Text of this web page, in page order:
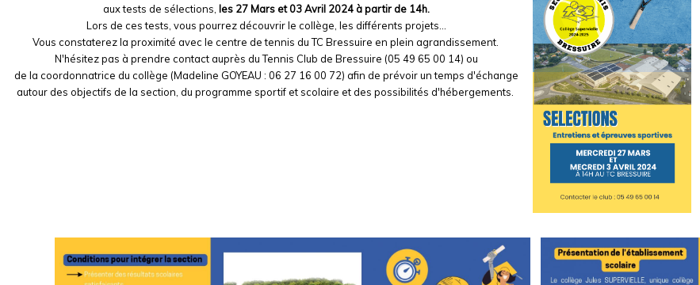
aux tests de sélections, les 27 Mars et 03 Avril 2024 à partir de 14h.
Lors de ces tests, vous pourrez découvrir le collège, les différents projets...
Vous constaterez la proximité avec le centre de tennis du TC Bressuire en plein agrandissement.
N'hésitez pas à prendre contact auprès du Tennis Club de Bressuire (05 49 65 00 14) ou
de la coordonnatrice du collège (Madeline GOYEAU : 06 27 16 00 72) afin de prévoir un temps d'échange
autour des objectifs de la section, du programme sportif et scolaire et des possibilités d'hébergements.